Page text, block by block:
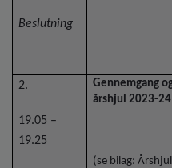
Beslutning
2.
19.05 –
19.25
Gennemgang
årshjul 2023-24
(se bilag: